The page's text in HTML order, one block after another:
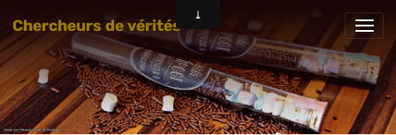
Chercheurs de vérités